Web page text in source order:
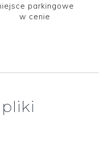
parkingowe
w cenie